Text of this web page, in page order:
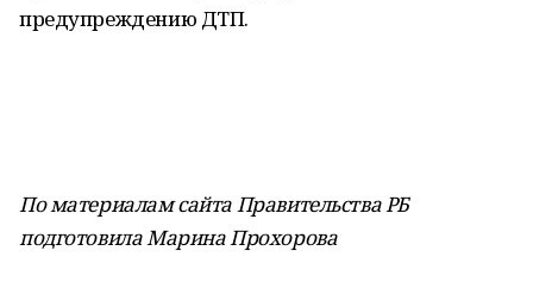
предупреждению ДТП.
По материалам сайта Правительства РБ
подготовила Марина Прохорова